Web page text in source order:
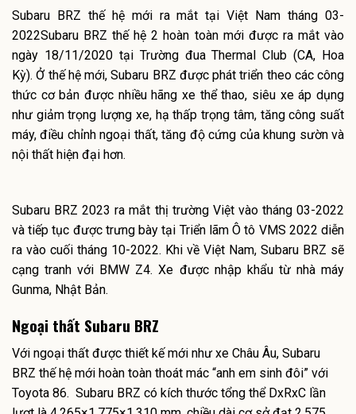
Subaru BRZ thế hệ mới ra mắt tại Việt Nam tháng 03-
2022Subaru BRZ thế hệ 2 hoàn toàn mới được ra mắt vào
ngày 18/11/2020 tại Trường đua Thermal Club (CA, Hoa
Kỳ). Ở thế hệ mới, Subaru BRZ được phát triển theo các công
thức cơ bản được nhiều hãng xe thể thao, siêu xe áp dụng
như giảm trọng lượng xe, hạ thấp trọng tâm, tăng công suất
máy, điều chỉnh ngoại thất, tăng độ cứng của khung sườn và
nội thất hiện đại hơn.
Subaru BRZ 2023 ra mắt thị trường Việt vào tháng 03-2022
và tiếp tục được trưng bày tại Triển lãm Ô tô VMS 2022 diễn
ra vào cuối tháng 10-2022. Khi về Việt Nam, Subaru BRZ sẽ
cạng tranh với BMW Z4. Xe được nhập khẩu từ nhà máy
Gunma, Nhật Bản.
Ngoại thất Subaru BRZ
Với ngoại thất được thiết kế mới như xe Châu Âu, Subaru
BRZ thế hệ mới hoàn toàn thoát mác “anh em sinh đôi” với
Toyota 86. Subaru BRZ có kích thước tổng thể DxRxC lần